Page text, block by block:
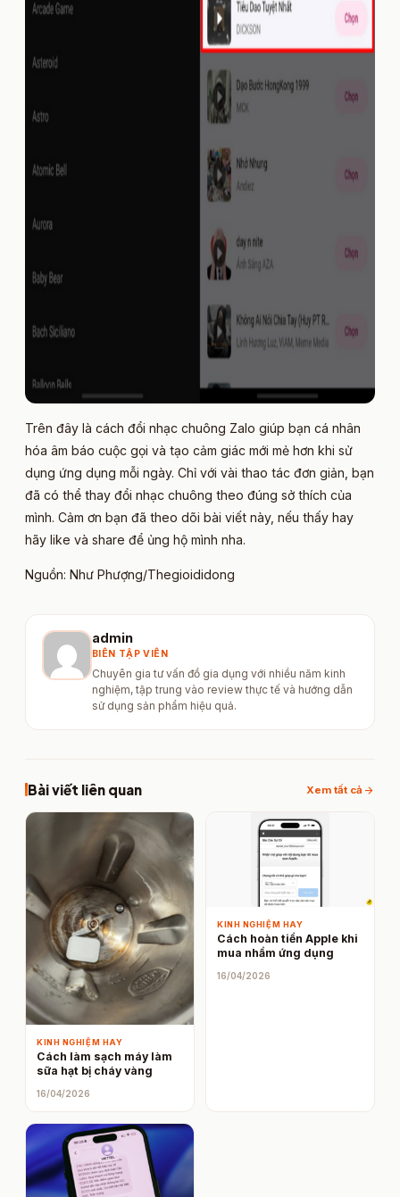
Trên đây là cách đổi nhạc chuông Zalo giúp bạn cá nhân
hóa âm báo cuộc gọi và tạo cảm giác mới mẻ hơn khi sử
dụng ứng dụng mỗi ngày. Chỉ với vài thao tác đơn giản, bạn
đã có thể thay đổi nhạc chuông theo đúng sở thích của
mình. Cảm ơn bạn đã theo dõi bài viết này, nếu thấy hay
hãy like và share để ủng hộ mình nha.
Nguồn: Như Phượng/Thegioididong
admin
BIÊN TẬP VIÊN
Chuyên gia tư vấn đồ gia dụng với nhiều năm kinh
nghiệm, tập trung vào review thực tế và hướng dẫn
sử dụng sản phẩm hiệu quả.
Bài viết liên quan Xem tất cả arrow_forward
KINH NGHIỆM HAY
Cách làm sạch máy làm
sữa hạt bị cháy vàng
16/04/2026
KINH NGHIỆM HAY
Cách hoàn tiền Apple khi
mua nhầm ứng dụng
16/04/2026